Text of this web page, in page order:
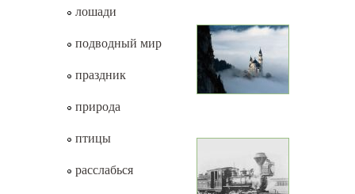
лошади
подводный мир
праздник
природа
птицы
расслабься